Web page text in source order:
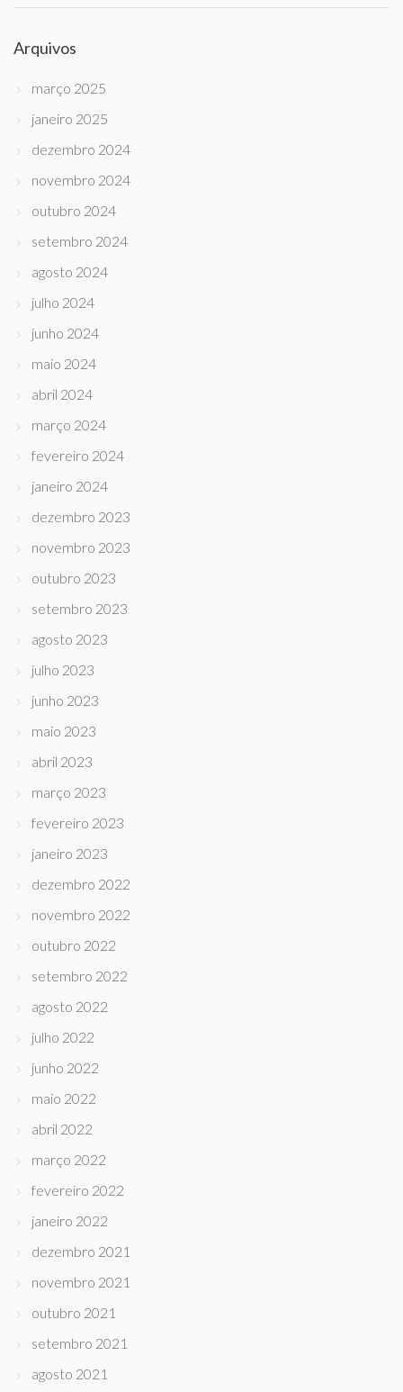
Arquivos
março 2025
janeiro 2025
dezembro 2024
novembro 2024
outubro 2024
setembro 2024
agosto 2024
julho 2024
junho 2024
maio 2024
abril 2024
março 2024
fevereiro 2024
janeiro 2024
dezembro 2023
novembro 2023
outubro 2023
setembro 2023
agosto 2023
julho 2023
junho 2023
maio 2023
abril 2023
março 2023
fevereiro 2023
janeiro 2023
dezembro 2022
novembro 2022
outubro 2022
setembro 2022
agosto 2022
julho 2022
junho 2022
maio 2022
abril 2022
março 2022
fevereiro 2022
janeiro 2022
dezembro 2021
novembro 2021
outubro 2021
setembro 2021
agosto 2021